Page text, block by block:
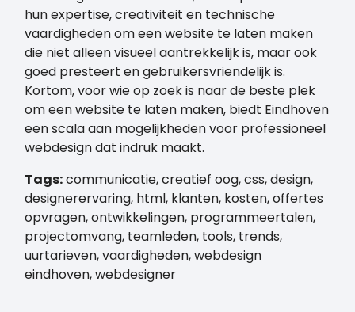
hun expertise, creativiteit en technische
vaardigheden om een website te laten maken
die niet alleen visueel aantrekkelijk is, maar ook
goed presteert en gebruikersvriendelijk is.
Kortom, voor wie op zoek is naar de beste plek
om een website te laten maken, biedt Eindhoven
een scala aan mogelijkheden voor professioneel
webdesign dat indruk maakt.
Tags:communicatie,creatief oog,css,design,
designerervaring, html, klanten, kosten,offertes
opvragen,ontwikkelingen, programmeertalen,
projectomvang, teamleden, tools, trends,
uurtarieven,vaardigheden,webdesign
eindhoven,webdesigner